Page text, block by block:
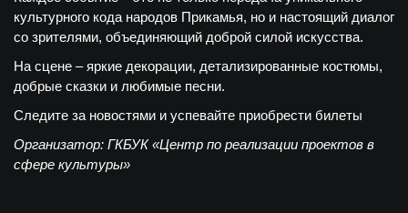
культурного кода народов Прикамья, но и настоящий диалог
со зрителями, объединяющий доброй силой искусства.
На сцене – яркие декорации, детализированные костюмы,
добрые сказки и любимые песни.
Следите за новостями и успевайте приобрести билеты
Организатор: ГКБУК «Центр по реализации проектов в
сфере культуры»